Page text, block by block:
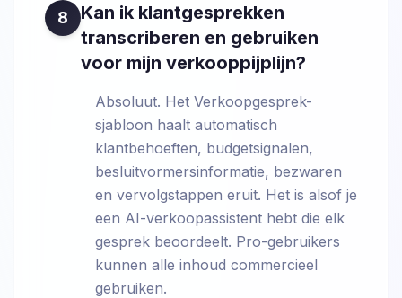
8
Kan ik klantgesprekken
transcriberen en gebruiken
voor mijn verkooppijplijn?
Absoluut. Het Verkoopgesprek-
sjabloon haalt automatisch
klantbehoeften, budgetsignalen,
besluitvormersinformatie, bezwaren
en vervolgstappen eruit. Het is alsof je
een AI-verkoopassistent hebt die elk
gesprek beoordeelt. Pro-gebruikers
kunnen alle inhoud commercieel
gebruiken.